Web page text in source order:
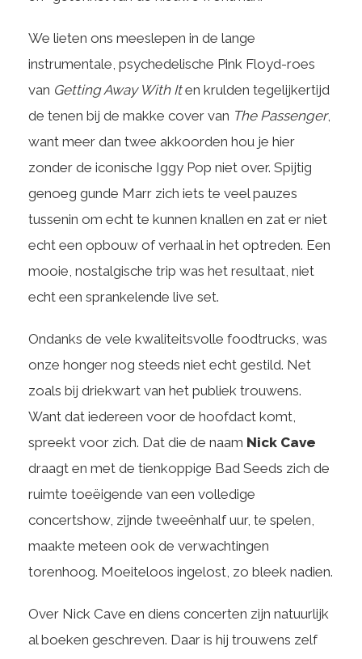
We lieten ons meeslepen in de lange
instrumentale, psychedelische Pink Floyd-roes
van Getting Away With Iten krulden tegelijkertijd
de tenen bij de makke cover van The Passenger,
want meer dan twee akkoorden hou je hier
zonder de iconische Iggy Pop niet over. Spijtig
genoeg gunde Marr zich iets te veel pauzes
tussenin om echt te kunnen knallen en zat er niet
echt een opbouw of verhaal in het optreden. Een
mooie, nostalgische trip was het resultaat, niet
echt een sprankelende live set.
Ondanks de vele kwaliteitsvolle foodtrucks, was
onze honger nog steeds niet echt gestild. Net
zoals bij driekwart van het publiek trouwens.
Want dat iedereen voor de hoofdact komt,
spreekt voor zich. Dat die de naam Nick Cave
draagt en met de tienkoppige Bad Seeds zich de
ruimte toeëigende van een volledige
concertshow, zijnde tweeënhalf uur, te spelen,
maakte meteen ook de verwachtingen
torenhoog. Moeiteloos ingelost, zo bleek nadien.
Over Nick Cave en diens concerten zijn natuurlijk
al boeken geschreven. Daar is hij trouwens zelf